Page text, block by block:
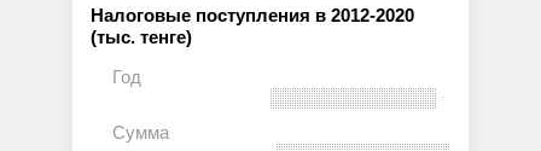
Налоговые поступления в 2012-2020
(тыс. тенге)